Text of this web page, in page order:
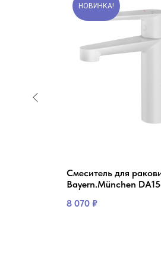
НОВИНКА!
Смеситель для
Bayern.München
8 070 ₽